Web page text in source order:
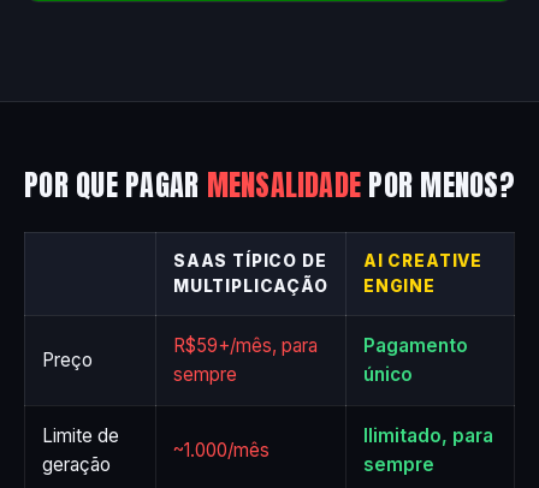
POR QUE PAGAR MENSALIDADEPOR MENOS?
SAAS TÍPICO DE
MULTIPLICAÇÃO
AI CREATIVE
ENGINE
Preço
R$59+/mês, para
sempre
Pagamento
único
Limite de
geração
~1.000/mês
Ilimitado, para
sempre